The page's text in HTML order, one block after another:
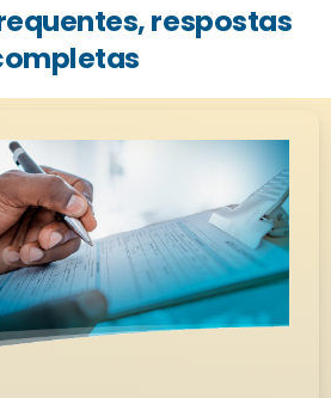
respostas